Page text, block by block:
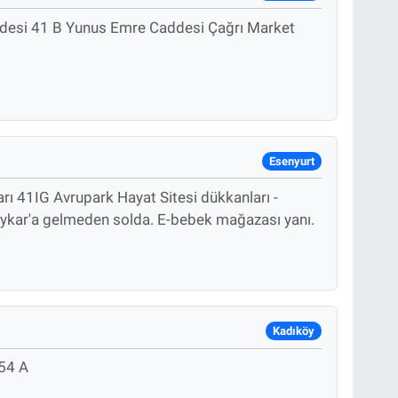
41 B Yunus Emre Caddesi Çağrı Market
Esenyurt
41IG Avrupark Hayat Sitesi dükkanları -
gelmeden solda. E-bebek mağazası yanı.
Kadıköy
A